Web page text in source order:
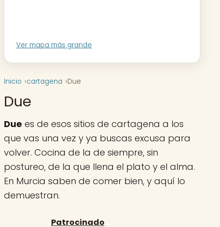
Ver mapa más grande
Inicio cartagena Due
Due
Due es de esos sitios de cartagena a los
que vas una vez y ya buscas excusa para
volver. Cocina de la de siempre, sin
postureo, de la que llena el plato y el alma.
En Murcia saben de comer bien, y aquí lo
demuestran.